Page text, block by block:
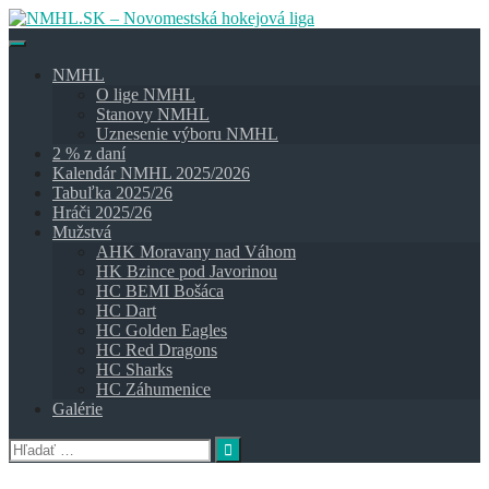
Skip
to
NMHL
O lige NMHL
Stanovy NMHL
Uznesenie výboru NMHL
2 % z daní
Kalendár NMHL 2025/2026
Tabuľka 2025/26
Hráči 2025/26
Mužstvá
AHK Moravany nad Váhom
HK Bzince pod Javorinou
HC BEMI Bošáca
HC Dart
HC Golden Eagles
HC Red Dragons
HC Sharks
HC Záhumenice
Galérie
Hľadať: